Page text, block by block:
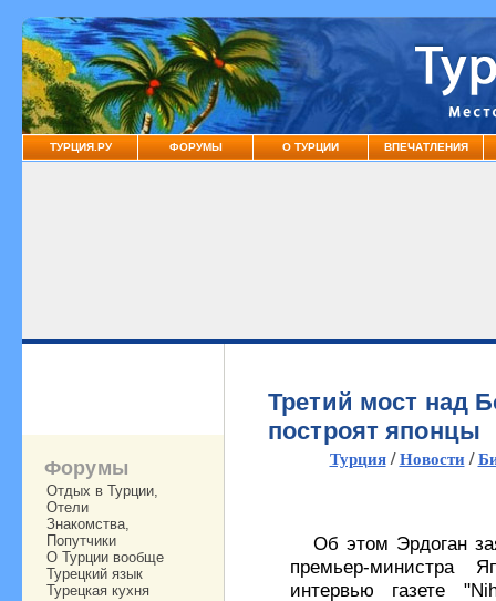
ТУРЦИЯ.РУ ФОРУМЫ О ТУРЦИИ ВПЕЧАТЛЕНИЯ
Третий мост над
построят японцы
Турция/Новости/
Об этом Эрдоган
премьер-министра
интервью газете
Форумы
Отдых в Турции,
Отели
Знакомства,
Попутчики
О Турции вообще
Турецкий язык
Турецкая кухня